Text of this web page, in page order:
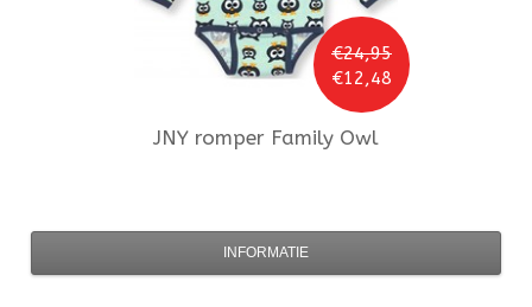
€24,95
€12,48
JNY romper Family Owl
INFORMATIE